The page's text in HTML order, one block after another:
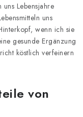
Lebensjahre
uns
wenn ich sie
gesunde Ergänzung
köstlich verfeinern
von